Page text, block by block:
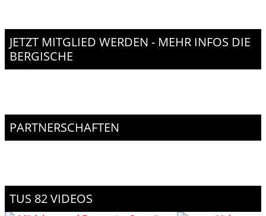
JETZT MITGLIED WERDEN - MEHR INFOS DIE
BERGISCHE
PARTNERSCHAFTEN
TUS 82 VIDEOS